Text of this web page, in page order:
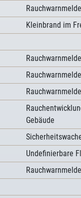
Kleinbrand im
Gebäude
Undefinierbare